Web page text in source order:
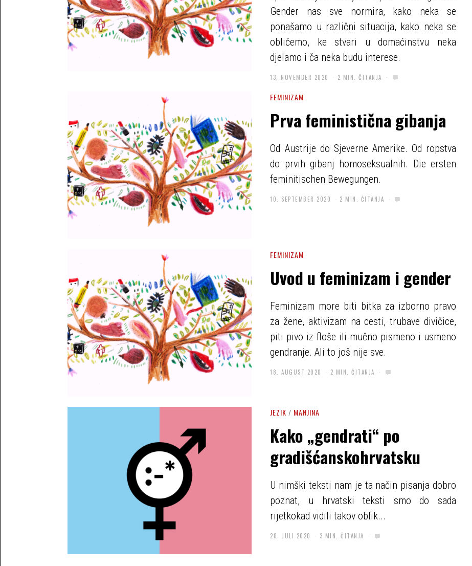
Gender nas sve normira, kako neka se
ponašamo u različni situacija, kako neka se
obličemo, ke stvari u domaćinstvu neka
djelamo i ča neka budu interese.
13. NOVEMBER 2020 2 MIN. ČITANJA
FEMINIZAM
Prva feministična gibanja
Od Austrije do Sjeverne Amerike. Od ropstva
do prvih gibanj homoseksualnih. Die ersten
feminitischen Bewegungen.
10. SEPTEMBER 2020 2 MIN. ČITANJA
FEMINIZAM
Uvod u feminizam i gender
Feminizam more biti bitka za izborno pravo
za žene, aktivizam na cesti, trubave divičice,
piti pivo iz floše ili mučno pismeno i usmeno
gendranje. Ali to još nije sve.
18. AUGUST 2020 2 MIN. ČITANJA
JEZIK / MANJINA
Kako „gendrati“ po
gradišćanskohrvatsku
U nimški teksti nam je ta način pisanja dobro
poznat, u hrvatski teksti smo do sada
rijetkokad vidili takov oblik...
20. JULI 2020 3 MIN. ČITANJA